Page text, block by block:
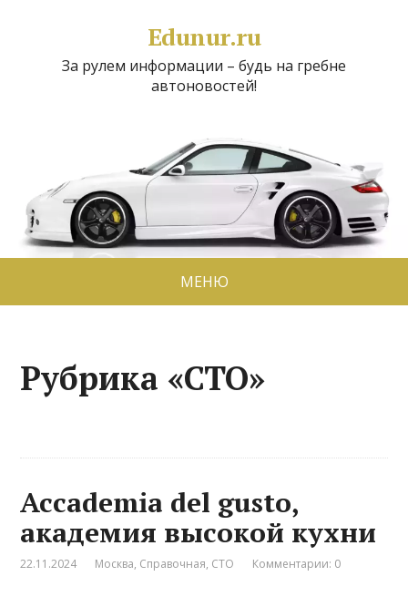
Edunur.ru
За рулем информации – будь на гребне
автоновостей!
МЕНЮ
Рубрика «СТО»
Accademia del gusto,
академия высокой кухни
22.11.2024 Москва, Справочная, СТО Комментарии: 0